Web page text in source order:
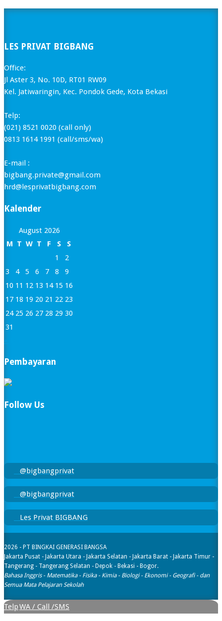
LES PRIVAT BIGBANG
Office:
Jl Aster 3, No. 10D, RT01 RW09
Kel. Jatiwaringin, Kec. Pondok Gede, Kota Bekasi
Telp:
(021) 8521 0020 (call only)
0813 1614 1991 (call/sms/wa)
E-mail :
bigbang.private@gmail.com
hrd@lesprivatbigbang.com
Kalender
August 2026
M T W T F S
S
1
2
3
4 5 6 7 8
9
10 11 12 13 14 15 16
17 18 19 20 21 22 23
24 25 26 27 28 29 30
31
« Jan
Pembayaran
Follow Us
@bigbangprivat
@bigbangprivat
Les Privat BIGBANG
2026 - PT BINGKAI GENERASI BANGSA
Jakarta Pusat - Jakarta Utara - Jakarta Selatan - Jakarta Barat - Jakarta Timur -
Tangerang - Tangerang Selatan - Depok - Bekasi - Bogor.
Bahasa Inggris - Matematika - Fisika - Kimia - Biologi - Ekonomi - Geografi​ - dan
Semua Mata Pelajaran Sekolah
TelpWA / Call /SMS